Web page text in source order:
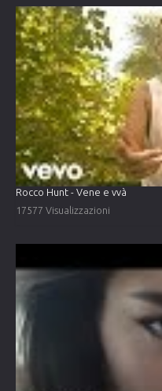
Rocco Hunt - Vene e vvà
17577 Visualizzazioni